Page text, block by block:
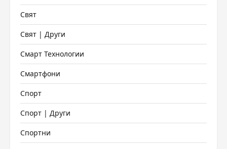
Свят
Свят | Други
Смарт Технологии
Смартфони
Спорт
Спорт | Други
Спортни